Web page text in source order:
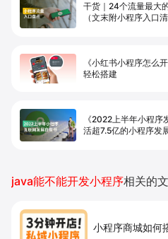
干货｜24个流量最大
（文末附小程序入口清
《小红书小程序怎么
轻松搭建
《2022上半年小程序
活超7.5亿的小程序发
java能不能开发小程序相关的
小程序商城如何